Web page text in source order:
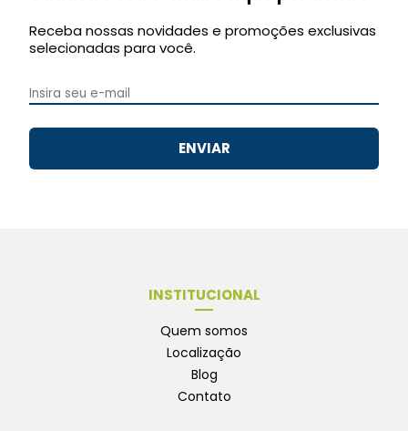
Receba nossas novidades e promoções exclusivas
selecionadas para você.
ENVIAR
INSTITUCIONAL
Quem somos
Localização
Blog
Contato